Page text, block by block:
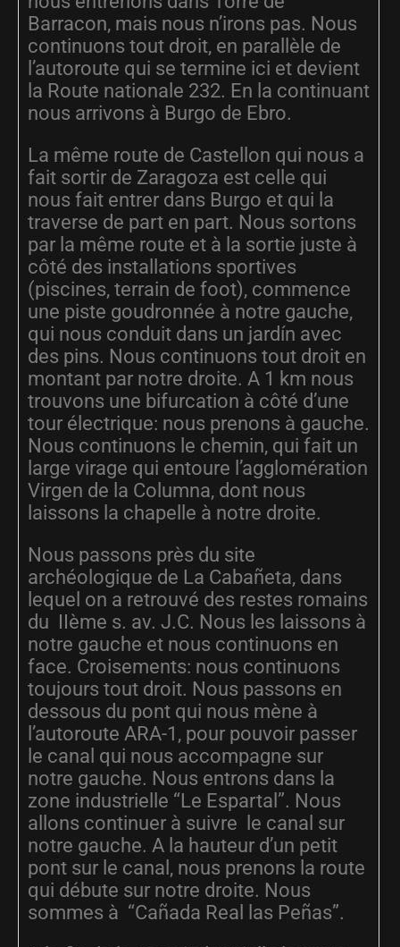
Barracon, mais nous n’irons pas. Nous
continuons tout droit, en parallèle de
l’autoroute qui se termine ici et devient
la Route nationale 232. En la continuant
nous arrivons à Burgo de Ebro.
La même route de Castellon qui nous a
fait sortir de Zaragoza est celle qui
nous fait entrer dans Burgo et qui la
traverse de part en part. Nous sortons
par la même route et à la sortie juste à
côté des installations sportives
(piscines, terrain de foot), commence
une piste goudronnée à notre gauche,
qui nous conduit dans un jardín avec
des pins. Nous continuons tout droit en
montant par notre droite. A 1 km nous
trouvons une bifurcation à côté d’une
tour électrique: nous prenons à gauche.
Nous continuons le chemin, qui fait un
large virage qui entoure l’agglomération
Virgen de la Columna, dont nous
laissons la chapelle à notre droite.
Nous passons près du site
archéologique de La Cabañeta, dans
lequel on a retrouvé des restes romains
du IIème s. av. J.C. Nous les laissons à
notre gauche et nous continuons en
face. Croisements: nous continuons
toujours tout droit. Nous passons en
dessous du pont qui nous mène à
l’autoroute ARA-1, pour pouvoir passer
le canal qui nous accompagne sur
notre gauche. Nous entrons dans la
zone industrielle “Le Espartal”. Nous
allons continuer à suivre le canal sur
notre gauche. A la hauteur d’un petit
pont sur le canal, nous prenons la route
qui débute sur notre droite. Nous
sommes à “Cañada Real las Peñas”.